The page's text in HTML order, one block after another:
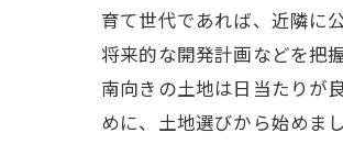
育て世代であれば、近隣に
将来的な開発計画などを把
南向きの土地は日当たりが
めに、土地選びから始めまし